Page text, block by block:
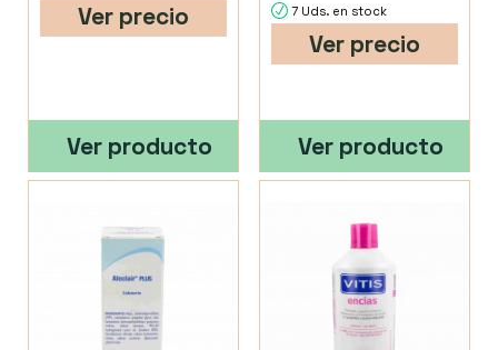
Ver precio
Ver producto
7 Uds. en stock
Ver precio
Ver producto